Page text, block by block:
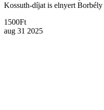
Kossuth-díjat is elnyert
1500Ft
aug 31 2025